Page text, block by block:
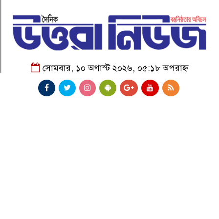
সোমবার, ১০ অগাস্ট ২০২৬, ০৫:১৮ অপরাহ্ন